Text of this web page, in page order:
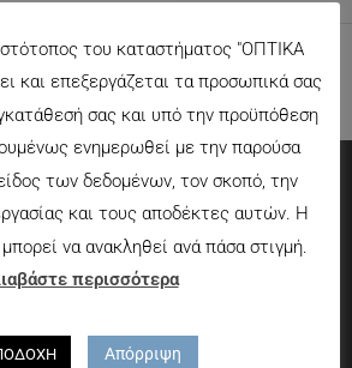
Πληροφορίες
Τρόποι πληρωμής
επιστροφών
του καταστήματος "ΟΠΤΙΚΑ
και επεξεργάζεται τα προσωπικά σας
σας και υπό την προϋπόθεση
ενημερωθεί με την παρούσα
των δεδομένων, τον σκοπό, την
και τους αποδέκτες αυτών. Η
να ανακληθεί ανά πάσα στιγμή.
περισσότερα
Απόρριψη